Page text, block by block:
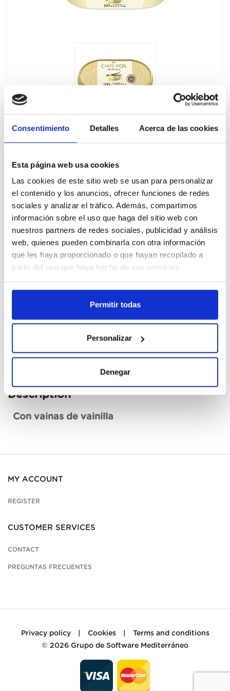
Consentimiento Detalles Acerca de las cookies
Esta página web usa cookies
Las cookies de este sitio web se usan para personalizar
el contenido y los anuncios, ofrecer funciones de redes
sociales y analizar el tráfico. Además, compartimos
información sobre el uso que haga del sitio web con
nuestros partners de redes sociales, publicidad y análisis
web, quienes pueden combinarla con otra información
que les haya proporcionado o que hayan recopilado a
partir del uso que haya hecho de sus servicios.
Permitir todas
Personalizar
Denegar
Tarrina Helado Vainilla Carte D'Or
6Ux900ML
40751
Cajas
Register
Description
Con vainas de vainilla
MY ACCOUNT
REGISTER
CUSTOMER SERVICES
CONTACT
PREGUNTAS FRECUENTES
Privacy policy Cookies
Terms and conditions
© 2026 Grupo de Software Mediterráneo